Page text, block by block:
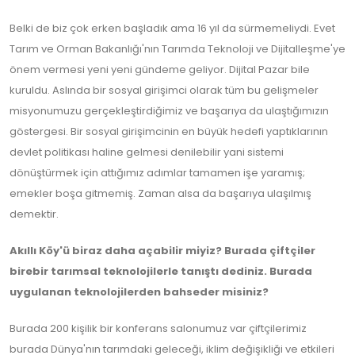
Belki de biz çok erken başladık ama 16 yıl da sürmemeliydi. Evet
Tarım ve Orman Bakanlığı'nın Tarımda Teknoloji ve Dijitalleşme'ye
önem vermesi yeni yeni gündeme geliyor. Dijital Pazar bile
kuruldu. Aslında bir sosyal girişimci olarak tüm bu gelişmeler
misyonumuzu gerçekleştirdiğimiz ve başarıya da ulaştığımızın
göstergesi. Bir sosyal girişimcinin en büyük hedefi yaptıklarının
devlet politikası haline gelmesi denilebilir yani sistemi
dönüştürmek için attığımız adımlar tamamen işe yaramış;
emekler boşa gitmemiş. Zaman alsa da başarıya ulaşılmış
demektir.
Akıllı Köy'ü biraz daha açabilir miyiz? Burada çiftçiler
birebir tarımsal teknolojilerle tanıştı dediniz. Burada
uygulanan teknolojilerden bahseder misiniz?
Burada 200 kişilik bir konferans salonumuz var çiftçilerimiz
burada Dünya'nın tarımdaki geleceği, iklim değişikliği ve etkileri